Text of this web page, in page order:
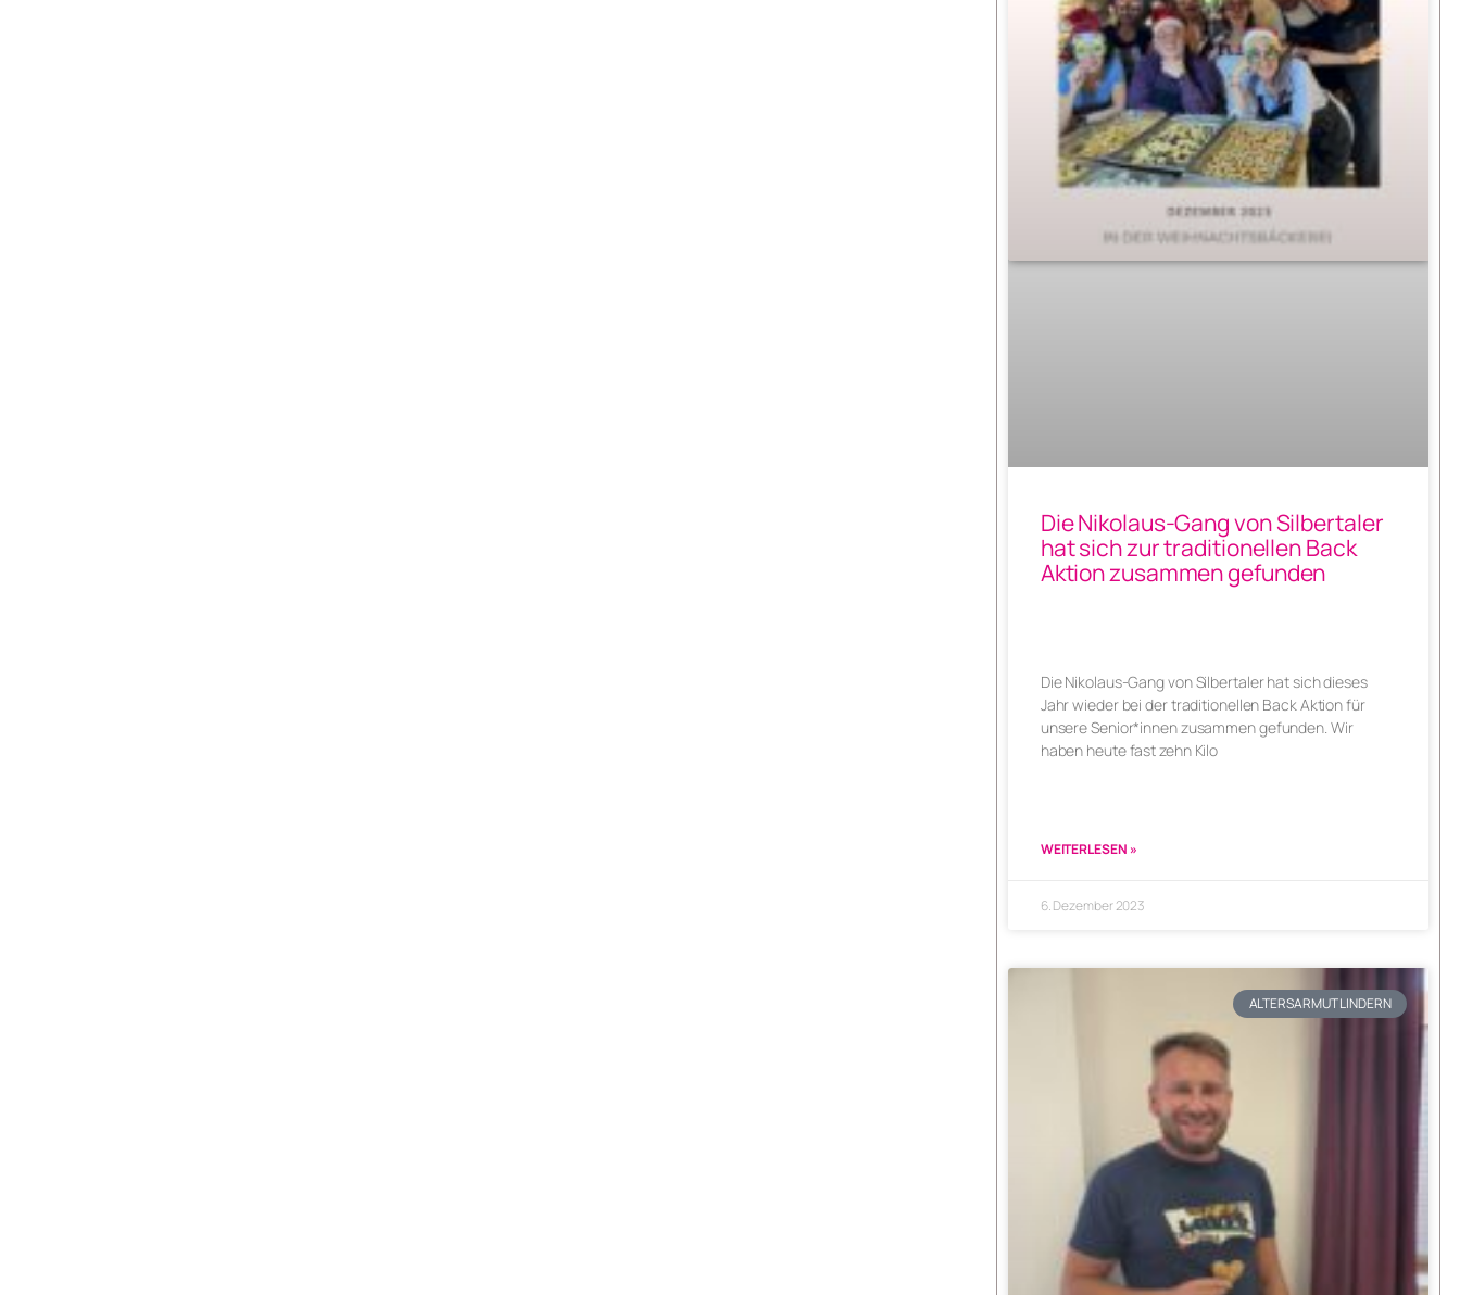
Die Nikolaus-Gang von Silbertaler
hat sich zur traditionellen Back
Aktion zusammen gefunden
Die Nikolaus-Gang von Silbertaler hat sich dieses
Jahr wieder bei der traditionellen Back Aktion für
unsere Senior*innen zusammen gefunden. Wir
haben heute fast zehn Kilo
WEITERLESEN »
6. Dezember 2023
ALTERSARMUT LINDERN